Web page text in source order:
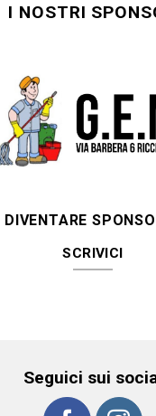
I NOSTRI
DIVENTARE
SCRIVICI
Seguici sui